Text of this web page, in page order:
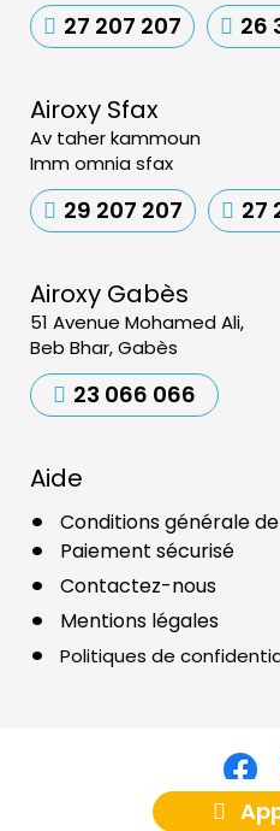
27 207 207 26
Airoxy Sfax
Av taher kammoun
Imm omnia sfax
29 207 207 27
Airoxy Gabès
51 Avenue Mohamed Ali,
Beb Bhar, Gabès
23 066 066
Aide
Conditions générale
Paiement sécurisé
Contactez-nous
Mentions légales
Politiques de
Copyright ©2025 Airoxy